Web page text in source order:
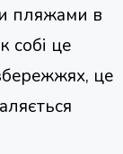
пляжами в
собі це
це